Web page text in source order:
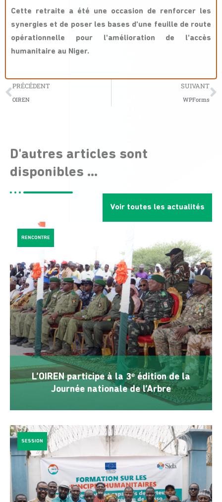
Cette retraite a été une occasion de renforcer les
synergies et de poser les bases d'une feuille de route
opérationnelle pour l'amélioration de l'accès
humanitaire au Niger.
PRÉCÉDENT
OIREN
SUIVANT
WPForms
D'autres articles sont
disponibles ...
Voir toutes les actualités
L’OIREN participe à la 3ᵉ édition de la
Journée nationale de l’Arbre
RENCONTRE
SESSION